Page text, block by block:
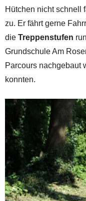
Hütchen nicht schnell
zu. Er fährt gerne
die Treppenstufen
Grundschule Am
Parcours nachgebaut
konnten.